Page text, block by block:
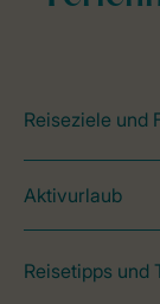
Reiseziele und
Aktivurlaub
Reisetipps und